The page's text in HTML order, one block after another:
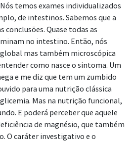
temos exames individualizados
de intestinos. Sabemos que a
conclusões. Quase todas as
no intestino. Então, nós
mas também microscópica
como nasce o sintoma. Um
e me diz que tem um zumbido
para uma nutrição clássica
Mas na nutrição funcional,
E poderá perceber que aquele
de magnésio, que também
O caráter investigativo e o